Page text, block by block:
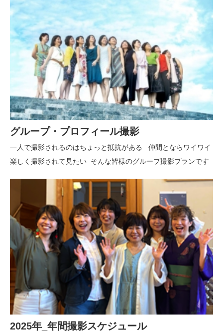
グループ・プロフィール撮影
一人で撮影されるのはちょっと抵抗がある 仲間とならワイワイ
楽しく撮影されて見たい そんな皆様のグループ撮影プランです
2025年_年間撮影スケジュール